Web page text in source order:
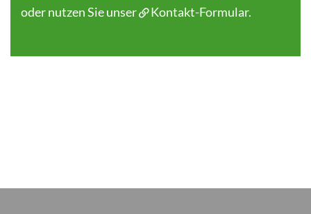
oder nutzen Sie unser Kontakt-Formular.